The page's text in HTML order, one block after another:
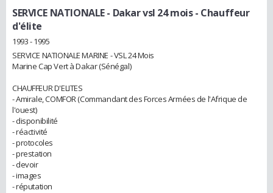
SERVICE NATIONALE - Dakar vsl 24 mois- Chauffeur
d'élite
1993 - 1995
SERVICE NATIONALE MARINE - VSL 24 Mois
Marine Cap Vert à Dakar (Sénégal)
CHAUFFEUR D'ELITES
- Amirale, COMFOR (Commandant des Forces Armées de l'Afrique de
l'ouest)
- disponibilité
- réactivité
- protocoles
- prestation
- devoir
- images
- réputation